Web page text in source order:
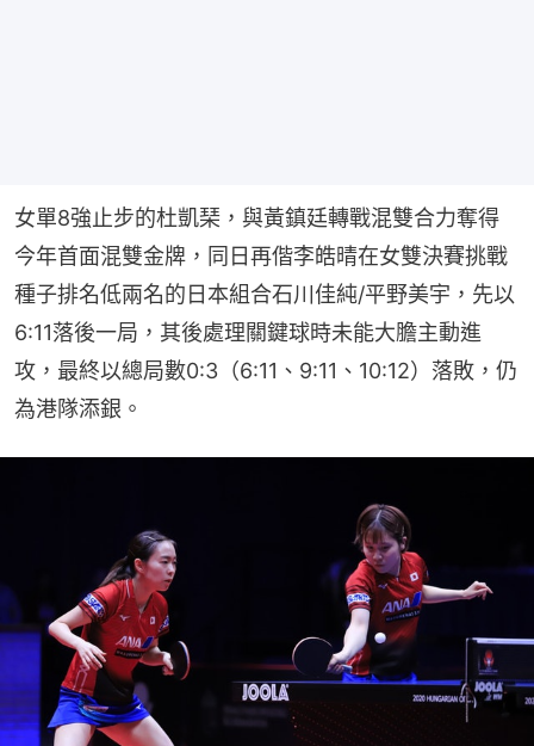
女單8強止步的杜凱琹，與黃鎮廷轉戰混雙合力奪得
今年首面混雙金牌，同日再偕李皓晴在女雙決賽挑戰
種子排名低兩名的日本組合石川佳純/平野美宇，先以
6:11落後一局，其後處理關鍵球時未能大膽主動進
攻，最終以總局數0:3（6:11、9:11、10:12）落敗，仍
為港隊添銀。